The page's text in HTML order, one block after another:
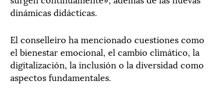
dinámicas didácticas.
El conselleiro ha mencionado cuestiones como
el bienestar emocional, el cambio climático, la
digitalización, la inclusión o la diversidad como
aspectos fundamentales.